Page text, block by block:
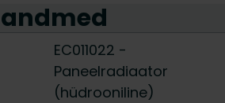
EC011022 -
Paneelradiaator
(hüdrooniline)